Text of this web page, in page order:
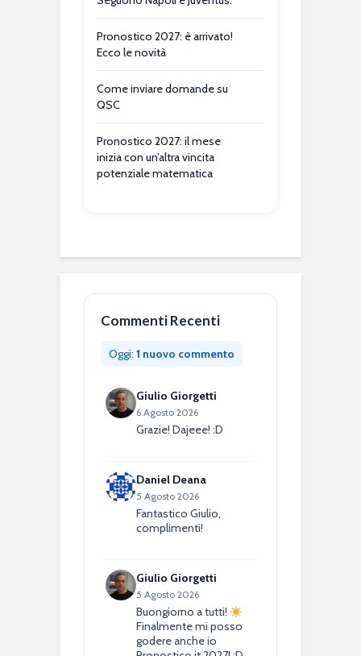
Pronostico 2027: è arrivato!
Ecco le novità
Come inviare domande su
QSC
Pronostico 2027: il mese
inizia con un’altra vincita
potenziale matematica
Commenti Recenti
Oggi: 1 nuovo commento
Giulio Giorgetti
6 Agosto 2026
Grazie! Dajeee! :D
Daniel Deana
5 Agosto 2026
Fantastico Giulio,
complimenti!
Giulio Giorgetti
5 Agosto 2026
Buongiorno a tutti!
Finalmente mi posso
godere anche io